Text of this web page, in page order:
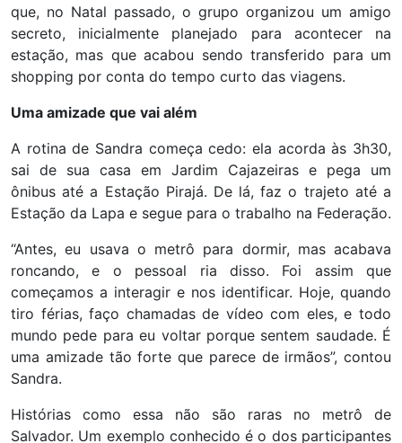
que, no Natal passado, o grupo organizou um amigo
secreto, inicialmente planejado para acontecer na
estação, mas que acabou sendo transferido para um
shopping por conta do tempo curto das viagens.
Uma amizade que vai além
A rotina de Sandra começa cedo: ela acorda às 3h30,
sai de sua casa em Jardim Cajazeiras e pega um
ônibus até a Estação Pirajá. De lá, faz o trajeto até a
Estação da Lapa e segue para o trabalho na Federação.
“Antes, eu usava o metrô para dormir, mas acabava
roncando, e o pessoal ria disso. Foi assim que
começamos a interagir e nos identificar. Hoje, quando
tiro férias, faço chamadas de vídeo com eles, e todo
mundo pede para eu voltar porque sentem saudade. É
uma amizade tão forte que parece de irmãos”, contou
Sandra.
Histórias como essa não são raras no metrô de
Salvador. Um exemplo conhecido é o dos participantes